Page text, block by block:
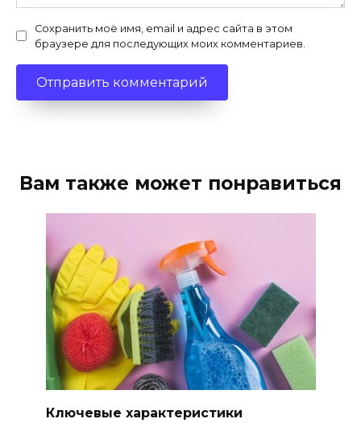
Сохранить моё имя, email и адрес сайта в этом
браузере для последующих моих комментариев.
Вам также может понравиться
Ключевые характеристики